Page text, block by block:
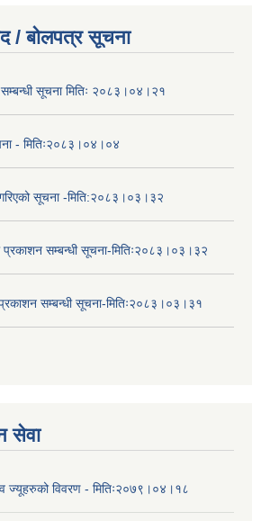
/ बोलपत्र सूचना
सम्बन्धी सूचना मितिः २०८३।०४।२१
- मितिः२०८३।०४।०४
सूचना -मिति:२०८३।०३।३२
प्रकाशन सम्बन्धी सूचना-मितिः२०८३।०३।३२
प्रकाशन सम्बन्धी सूचना-मितिः२०८३।०३।३१
सेवा
ज्यूहरुको विवरण - मितिः२०७९।०४।१८